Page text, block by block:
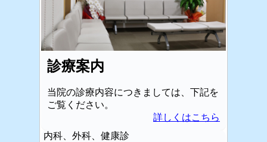
診療案内
当院の診療内容につきましては、下記を
ご覧ください。
詳しくはこちら
内科、外科、健康診